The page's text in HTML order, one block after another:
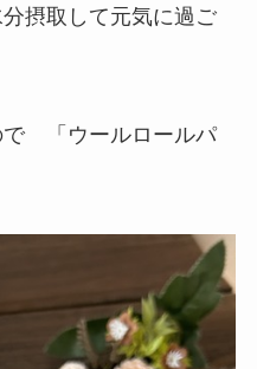
摂取して元気に過ご
で 「ウールロールパ